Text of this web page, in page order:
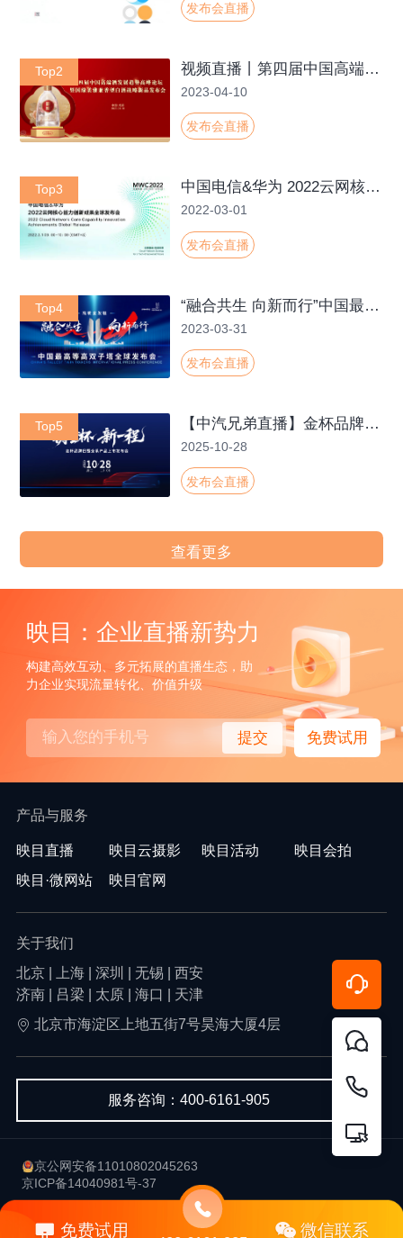
发布会直播
Top2 视频直播丨第四届中国高端酒发展趋势高峰论坛暨国缘柔雅兼香型白酒战略新品发布会
2023-04-10
发布会直播
Top3 中国电信&华为 2022云网核心能力创新成果全球发布会
2022-03-01
发布会直播
Top4 “融合共生 向新而行”中国最高等高双子塔全球发布会
2023-03-31
发布会直播
Top5 【中汽兄弟直播】金杯品牌日暨全系产品上市发布会
2025-10-28
发布会直播
查看更多
映目：企业直播新势力
构建高效互动、多元拓展的直播生态，助
力企业实现流量转化、价值升级
提交 免费试用
产品与服务
映目直播 映目云摄影 映目活动
映目会拍
映目·微网站
映目官网
关于我们
北京 | 上海 | 深圳 | 无锡 | 西安
济南 | 吕梁 | 太原 | 海口 | 天津
北京市海淀区上地五街7号昊海大厦4层
服务咨询：400-6161-905
京公网安备11010802045263
京ICP备14040981号-37
Copyright © 2013-2026 北京韦尔科技有限公司-映目 版权所有
免费试用 微信联系